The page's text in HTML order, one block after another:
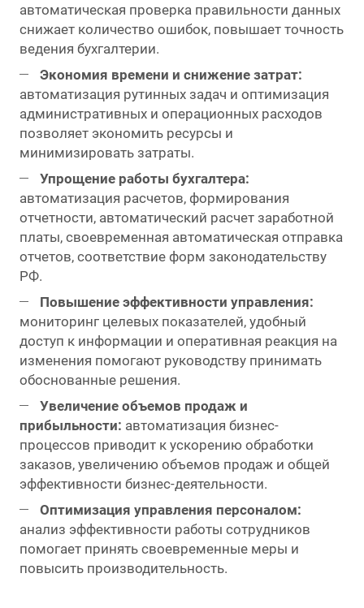
автоматическая проверка правильности данных
снижает количество ошибок, повышает точность
ведения бухгалтерии.
Экономия времени и снижение затрат:
автоматизация рутинных задач и оптимизация
административных и операционных расходов
позволяет экономить ресурсы и
минимизировать затраты.
Упрощение работы бухгалтера:
автоматизация расчетов, формирования
отчетности, автоматический расчет заработной
платы, своевременная автоматическая отправка
отчетов, соответствие форм законодательству
РФ.
Повышение эффективности управления:
мониторинг целевых показателей, удобный
доступ к информации и оперативная реакция на
изменения помогают руководству принимать
обоснованные решения.
Увеличение объемов продаж и
прибыльности: автоматизация бизнес-
процессов приводит к ускорению обработки
заказов, увеличению объемов продаж и общей
эффективности бизнес-деятельности.
Оптимизация управления персоналом:
анализ эффективности работы сотрудников
помогает принять своевременные меры и
повысить производительность.